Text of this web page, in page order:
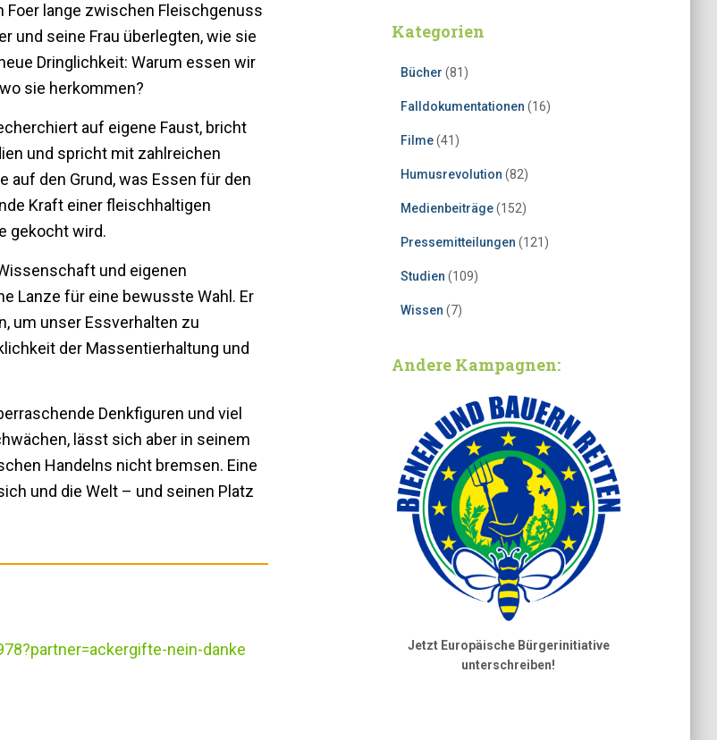
lange zwischen Fleischgenuss
und seine Frau überlegten, wie sie
Dringlichkeit: Warum essen wir
sie herkommen?
auf eigene Faust, bricht
und spricht mit zahlreichen
auf den Grund, was Essen für den
Kraft einer fleischhaltigen
gekocht wird.
und eigenen
Lanze für eine bewusste Wahl. Er
um unser Essverhalten zu
der Massentierhaltung und
Denkfiguren und viel
lässt sich aber in seinem
Handelns nicht bremsen. Eine
und die Welt – und seinen Platz
nein-danke
Kategorien
Bücher (81)
Falldokumentationen (16)
Filme(41)
Humusrevolution (82)
Medienbeiträge(152)
Pressemitteilungen (121)
Studien (109)
Wissen (7)
Andere Kampagnen:
Jetzt Europäische Bürgerinitiative
unterschreiben!